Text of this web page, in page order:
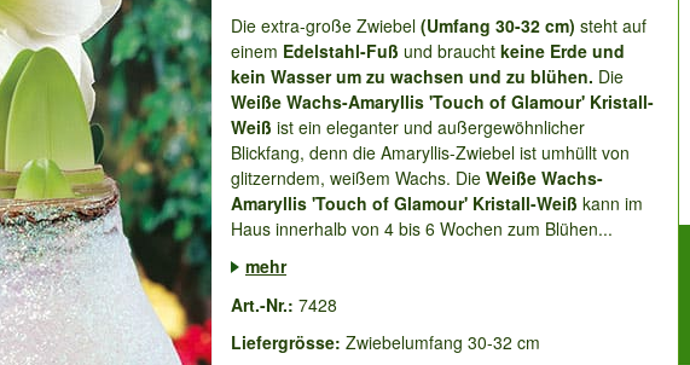
Die extra-große Zwiebel (Umfang 30-32 cm) steht auf
einem Edelstahl-Fuß und braucht keine Erde und
kein Wasser um zu wachsen und zu blühen. Die
Weiße Wachs-Amaryllis 'Touch of Glamour' Kristall-
Weiß ist ein eleganter und außergewöhnlicher
Blickfang, denn die Amaryllis-Zwiebel ist umhüllt von
glitzerndem, weißem Wachs. Die Weiße Wachs-
Amaryllis 'Touch of Glamour' Kristall-Weiß kann im
Haus innerhalb von 4 bis 6 Wochen zum Blühen...
mehr
Art.-Nr.: 7428
Liefergrösse: Zwiebelumfang 30-32 cm